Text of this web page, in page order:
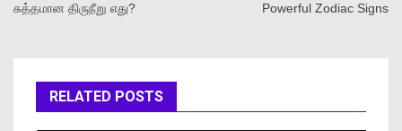
சுத்தமான திருநீறு எது?
Powerful Zodiac Signs
RELATED POSTS